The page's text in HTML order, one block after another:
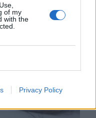
of my
with the
Privacy Policy Lindas matbröd